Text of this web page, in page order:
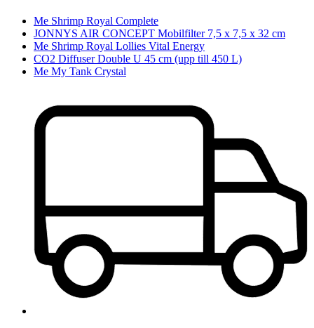
Me Shrimp Royal Complete
JONNYS AIR CONCEPT Mobilfilter 7,5 x 7,5 x 32 cm
Me Shrimp Royal Lollies Vital Energy
CO2 Diffuser Double U 45 cm (upp till 450 L)
Me My Tank Crystal